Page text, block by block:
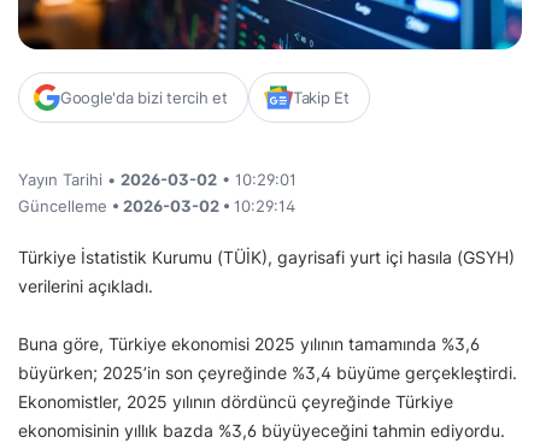
Google'da bizi tercih et Takip Et
Yayın Tarihi • 2026-03-02 • 10:29:01
Güncelleme • 2026-03-02 • 10:29:14
Türkiye İstatistik Kurumu (TÜİK), gayrisafi yurt içi hasıla (GSYH)
verilerini açıkladı.
Buna göre, Türkiye ekonomisi 2025 yılının tamamında %3,6
büyürken; 2025’in son çeyreğinde %3,4 büyüme gerçekleştirdi.
Ekonomistler, 2025 yılının dördüncü çeyreğinde Türkiye
ekonomisinin yıllık bazda %3,6 büyüyeceğini tahmin ediyordu.